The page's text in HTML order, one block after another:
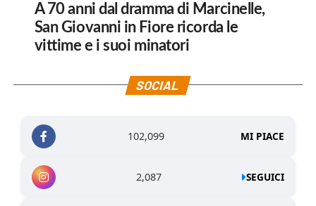
A 70 anni dal dramma di Marcinelle,
San Giovanni in Fiore ricorda le
vittime e i suoi minatori
SOCIAL
102,099 MI PIACE
2,087 SEGUICI